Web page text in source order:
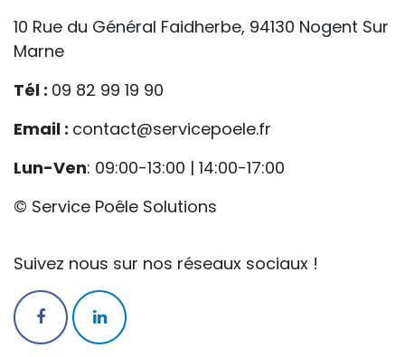
10 Rue du Général Faidherbe, 94130 Nogent Sur
Marne
Tél : 09 82 99 19 90
Email : contact@servicepoele.fr
Lun-Ven: 09:00-13:00 | 14:00-17:00
© Service Poêle Solutions
Suivez nous sur nos réseaux sociaux !